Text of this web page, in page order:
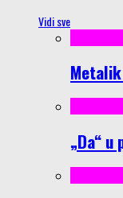
Vidi sve
„Da“ u